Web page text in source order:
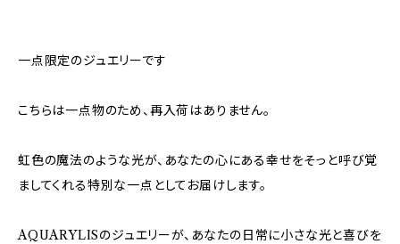
一点限定のジュエリーです
こちらは一点物のため、再入荷はありません。
虹色の魔法のような光が、あなたの心にある幸せをそっと呼び覚
ましてくれる特別な一点としてお届けします。
AQUARYLISのジュエリーが、あなたの日常に小さな光と喜びを